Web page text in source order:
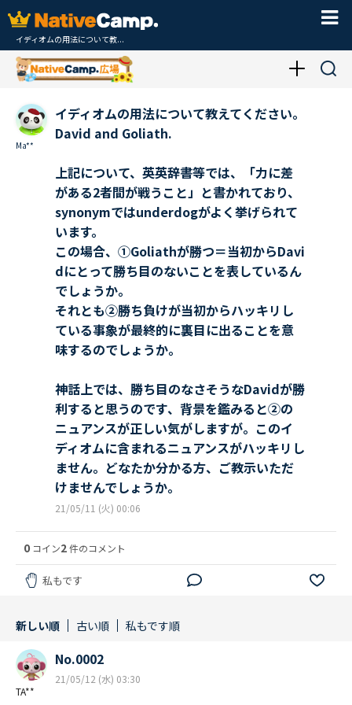
イディオムの用法について教...
Ma**
イディオムの用法について教えてください。
David and Goliath.
上記について、英英辞書等では、「力に差
がある2者間が戦うこと」と書かれており、
synonymではunderdogがよく挙げられて
います。
この場合、①Goliathが勝つ＝当初からDavi
dにとって勝ち目のないことを表しているん
でしょうか。
それとも②勝ち負けが当初からハッキリし
ている事象が最終的に裏目に出ることを意
味するのでしょうか。
神話上では、勝ち目のなさそうなDavidが勝
利すると思うのです、背景を鑑みると②の
ニュアンスが正しい気がしますが。このイ
ディオムに含まれるニュアンスがハッキリし
ません。どなたか分かる方、ご教示いただ
けませんでしょうか。
21/05/11 (火) 00:06
0 コイン2件のコメント
私もです
新しい順 古い順 私もです順
TA**
No.0002
21/05/12 (水) 03:30